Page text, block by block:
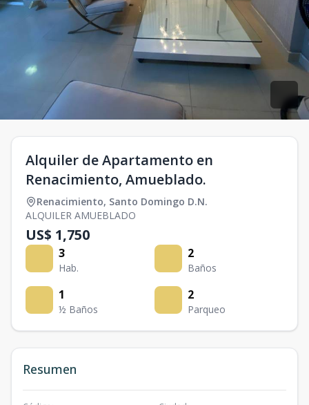
Alquiler de Apartamento en
Renacimiento, Amueblado.
Renacimiento, Santo Domingo D.N.
ALQUILER AMUEBLADO
US$ 1,750
3
Hab.
2
Baños
1
½ Baños
2
Parqueo
Resumen